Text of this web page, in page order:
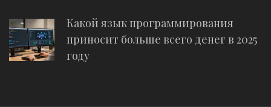
Какой язык программирования
приносит больше всего денег в 2025
году